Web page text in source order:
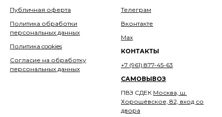
Публичная оферта
Политика обработки
персональных данных
Политика cookies
Согласие на обработку
персональных данных
Телеграм
Вконтакте
Мах
КОНТАКТЫ
+7 (961) 877-45-63
САМОВЫВОЗ
ПВЗ СДЕК Москва, ш.
Хорошёвское, 82, вход со
двора